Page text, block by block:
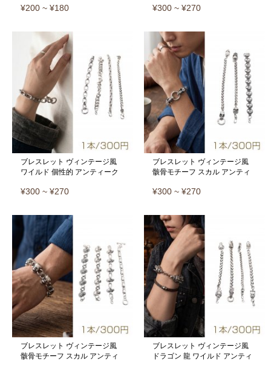
19+7cm 6mm（1本）
¥200 ~ ¥180
（1本）
¥300 ~ ¥270
ブレスレット ヴィンテージ風
ワイルド 個性的 アンティーク
4種（1本）
¥300 ~ ¥270
ブレスレット ヴィンテージ風
骸骨モチーフ スカル アンティ
ット 3種（1本）
¥300 ~ ¥270
ブレスレット ヴィンテージ風
骸骨モチーフ スカル アンティ
ブレスレット ヴィンテージ風
ドラゴン 龍 ワイルド アンティ